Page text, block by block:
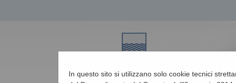
In questo sito si utilizzano solo cookie tecnici